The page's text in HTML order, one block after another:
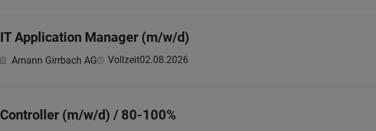
IT Application Manager (m/w/d)
Amann Girrbach AG Vollzeit02.08.2026
Controller (m/w/d) / 80-100%